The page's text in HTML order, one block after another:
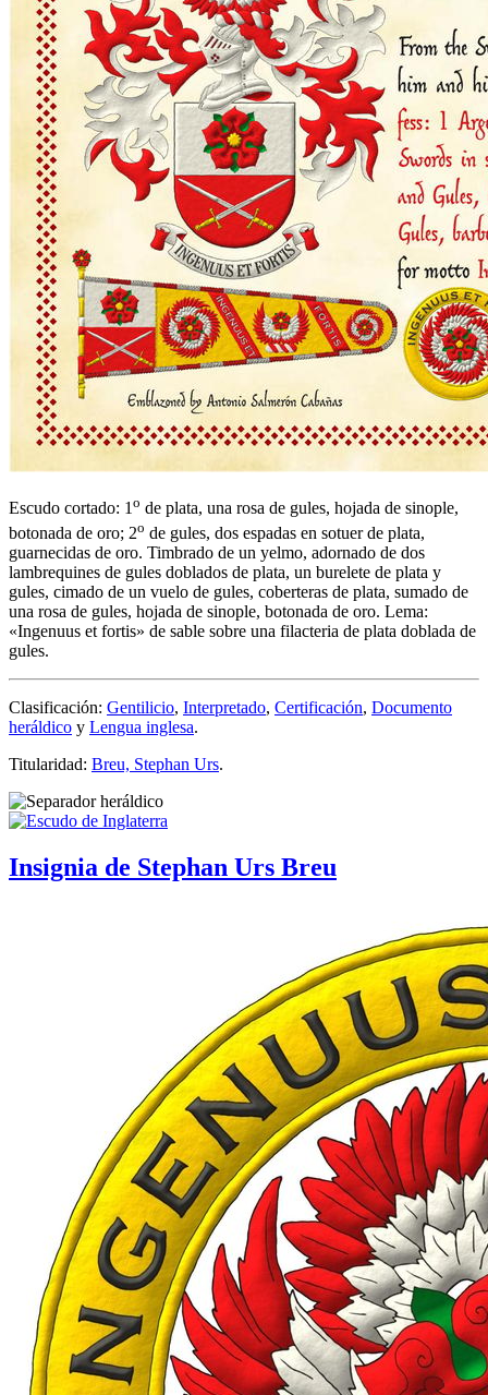
Escudo cortado: 1o de plata, una rosa de gules, hojada de sinople,
botonada de oro; 2o de gules, dos espadas en sotuer de plata,
guarnecidas de oro. Timbrado de un yelmo, adornado de dos
lambrequines de gules doblados de plata, un burelete de plata y
gules, cimado de un vuelo de gules, coberteras de plata, sumado de
una rosa de gules, hojada de sinople, botonada de oro. Lema:
«Ingenuus et fortis» de sable sobre una filacteria de plata doblada de
gules.
Clasificación: Gentilicio, Interpretado, Certificación, Documento
heráldico y Lengua inglesa.
Titularidad: Breu, Stephan Urs.
Insignia de Stephan Urs Breu